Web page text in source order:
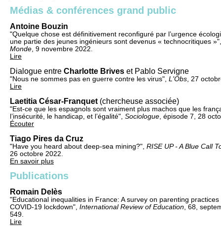
Médias & conférences grand public
Antoine Bouzin
"Quelque chose est définitivement reconfiguré par l’urgence
une partie des jeunes ingénieurs sont devenus « technocritiques
Monde , 9 novembre 2022.
Lire
Dialogue entre Charlotte Brives et Pablo Servigne
"Nous ne sommes pas en guerre contre les virus", L'Obs , 27
Lire
Laetitia César-Franquet (chercheuse associée)
"Est-ce que les espagnols sont vraiment plus machos que les
l’insécurité, le handicap, et l’égalité", Sociologue , épisode 7, 28
Écouter
Tiago Pires da Cruz
"Have you heard about deep-sea mining?", RISE UP - A Blue Call
26 octobre 2022.
En savoir plus
Publications
Romain Delès
"Educational inequalities in France: A survey on parenting
COVID-19 lockdown", International Review of Education , 68,
549.
Lire